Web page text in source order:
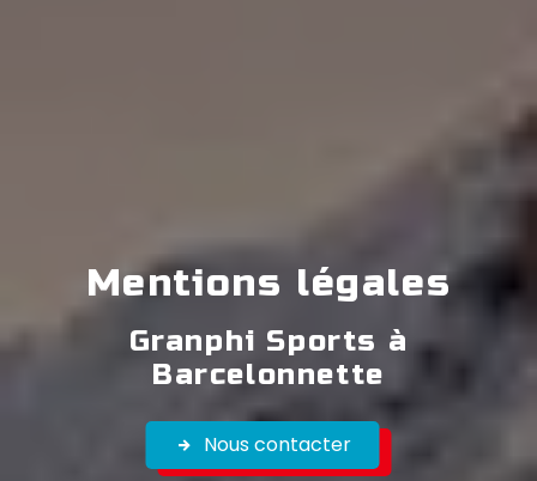
Mentions légales
Granphi Sports à
Barcelonnette
Nous contacter